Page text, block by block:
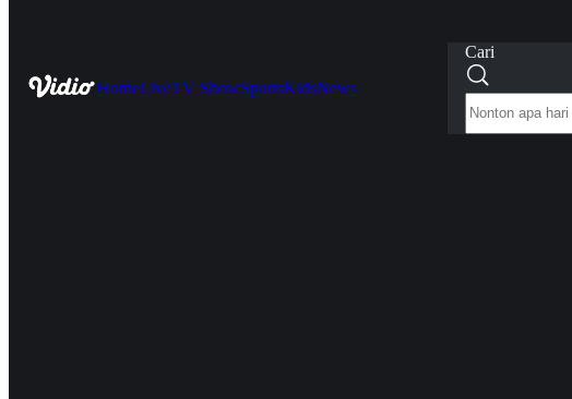
HomeLiveTV ShowSportsKidsNews
Cari